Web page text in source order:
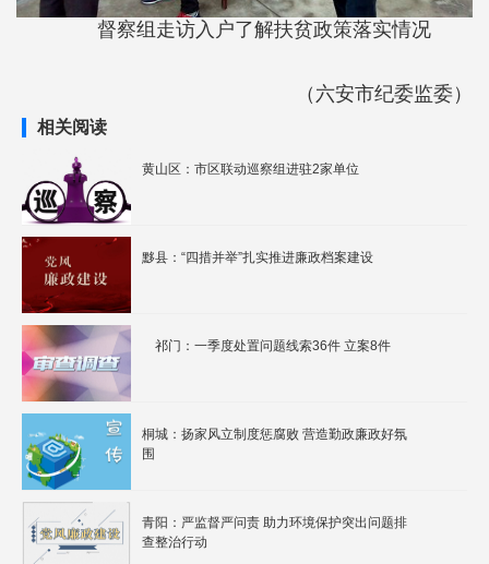
督察组走访入户了解扶贫政策落实情况
（六安市纪委监委）
相关阅读
黄山区：市区联动巡察组进驻2家单位
黟县：“四措并举”扎实推进廉政档案建设
祁门：一季度处置问题线索36件 立案8件
桐城：扬家风立制度惩腐败 营造勤政廉政好氛
围
青阳：严监督严问责 助力环境保护突出问题排
查整治行动